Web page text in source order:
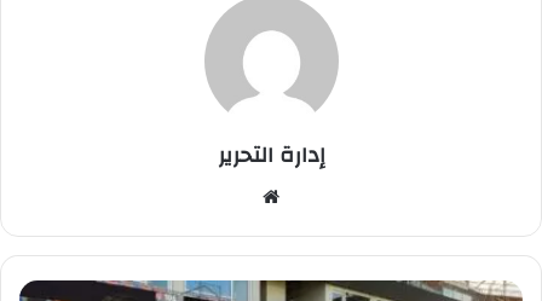
إدارة التحرير
الوي
ب
3